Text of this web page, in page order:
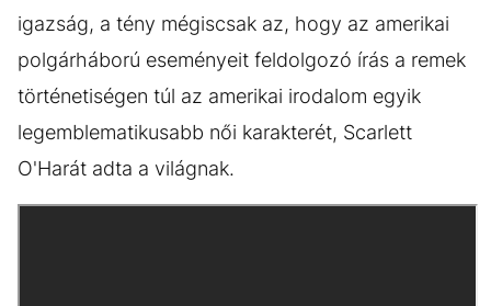
igazság, a tény mégiscsak az, hogy az amerikai
polgárháború eseményeit feldolgozó írás a remek
történetiségen túl az amerikai irodalom egyik
legemblematikusabb női karakterét, Scarlett
O'Harát adta a világnak.